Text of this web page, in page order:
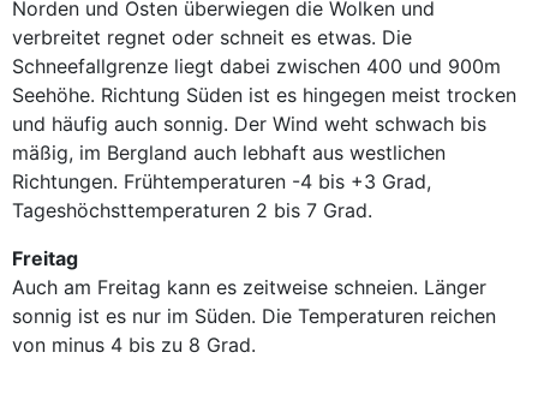
Norden und Osten überwiegen die Wolken und
verbreitet regnet oder schneit es etwas. Die
Schneefallgrenze liegt dabei zwischen 400 und 900m
Seehöhe. Richtung Süden ist es hingegen meist trocken
und häufig auch sonnig. Der Wind weht schwach bis
mäßig, im Bergland auch lebhaft aus westlichen
Richtungen. Frühtemperaturen -4 bis +3 Grad,
Tageshöchsttemperaturen 2 bis 7 Grad.
Freitag
Auch am Freitag kann es zeitweise schneien. Länger
sonnig ist es nur im Süden. Die Temperaturen reichen
von minus 4 bis zu 8 Grad.